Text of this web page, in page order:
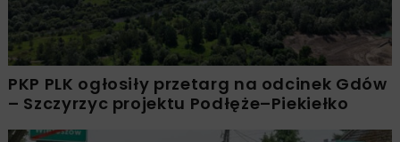
PKP PLK ogłosiły przetarg na odcinek Gdów
– Szczyrzyc projektu Podłęże–Piekiełko